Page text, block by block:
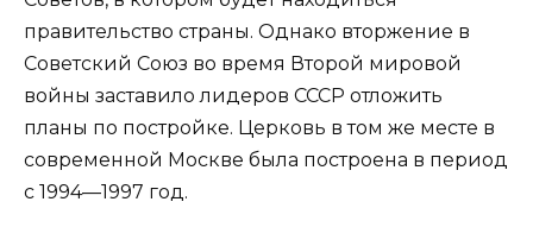
правительство страны. Однако вторжение в
Советский Союз во время Второй мировой
войны заставило лидеров СССР отложить
планы по постройке. Церковь в том же месте в
современной Москве была построена в период
с 1994—1997 год.